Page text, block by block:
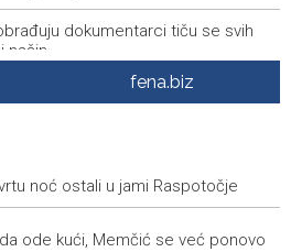
dokumentarci tiču se svih
način
nivo količine vode u rijekama,
komunalne otpadne vode
sunčano i vruće, na jugu zemlje
sezone nogometne WWin lige
fena.biz
noć ostali u jami Raspotočje
ode kući, Memčić se već ponovo